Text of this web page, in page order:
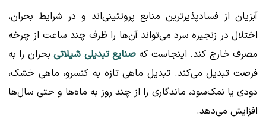
آبزیان از فسادپذیرترین منابع پروتئینی‌اند و در شرایط بحران،
اختلال در زنجیره سرد می‌تواند آن‌ها را ظرف چند ساعت از چرخه
مصرف خارج کند. اینجاست که صنایع تبدیلی شیلاتیبحران را به
فرصت تبدیل می‌کند. تبدیل ماهی تازه به کنسرو، ماهی خشک،
دودی یا نمک‌سود، ماندگاری را از چند روز به ماه‌ها و حتی سال‌ها
افزایش می‌دهد.